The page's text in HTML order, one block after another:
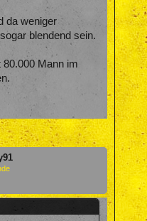
da weniger
blendend sein.
Mann im